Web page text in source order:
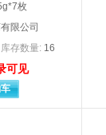
Arzneimittel
邦制药有限公司
业有限公司
邦制药有限责任公司
保健食品有限公司
枚
限公司
库存数量: 16
可见